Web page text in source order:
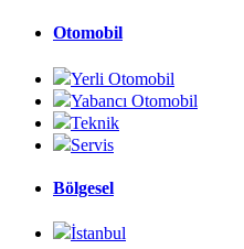
Otomobil
Yerli Otomobil
Yabancı Otomobil
Teknik
Servis
Bölgesel
İstanbul